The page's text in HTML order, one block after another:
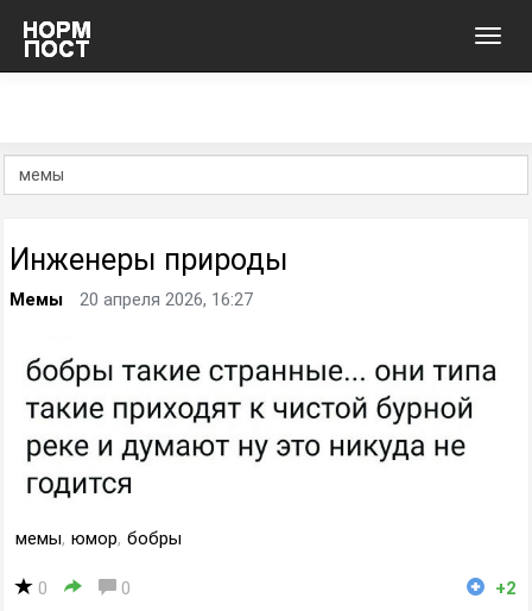
Инженеры природы
Мемы 20 апреля 2026, 16:27
мемы, юмор, бобры
0 0 +2